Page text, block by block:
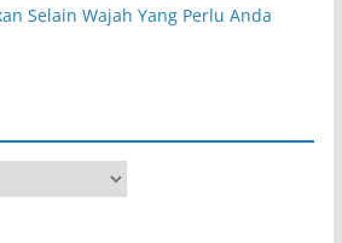
Selain Wajah Yang Perlu Anda